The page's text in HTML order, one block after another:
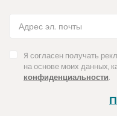
Я согласен получать
на основе моих данных,
конфиденциальности.